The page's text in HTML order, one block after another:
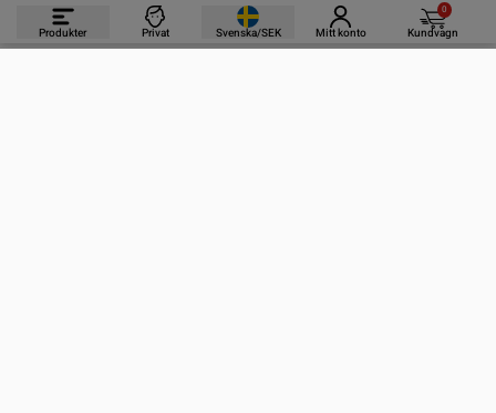
Produkter Privat Svenska/SEK Mitt konto
0
Kundvagn